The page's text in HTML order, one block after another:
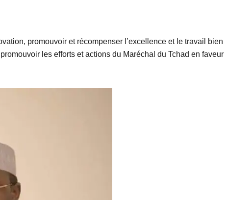
promouvoir et récompenser l’excellence et le travail bien
les efforts et actions du Maréchal du Tchad en faveur